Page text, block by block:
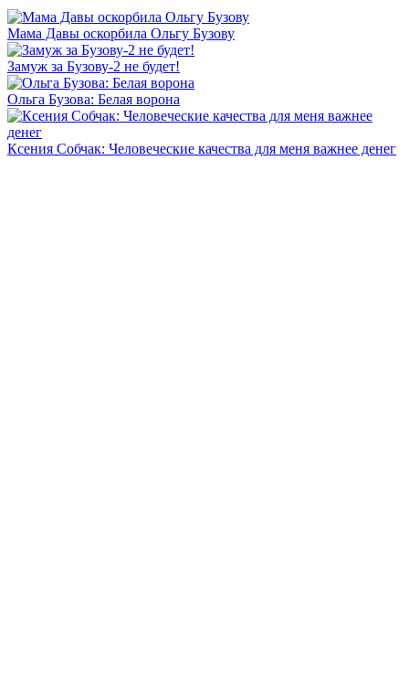
Мама Давы оскорбила Ольгу Бузову
Замуж за Бузову-2 не будет!
Ольга Бузова: Белая ворона
Ксения Собчак: Человеческие качества для меня важнее денег